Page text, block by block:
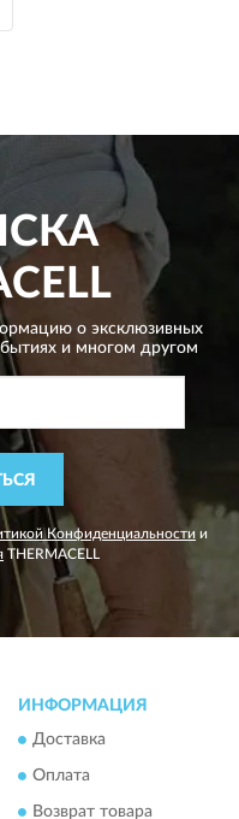
о эксклюзивных
и многом другом
Конфиденциальности и
THERMACELL
ИНФОРМАЦИЯ
Доставка
Оплата
Возврат товара